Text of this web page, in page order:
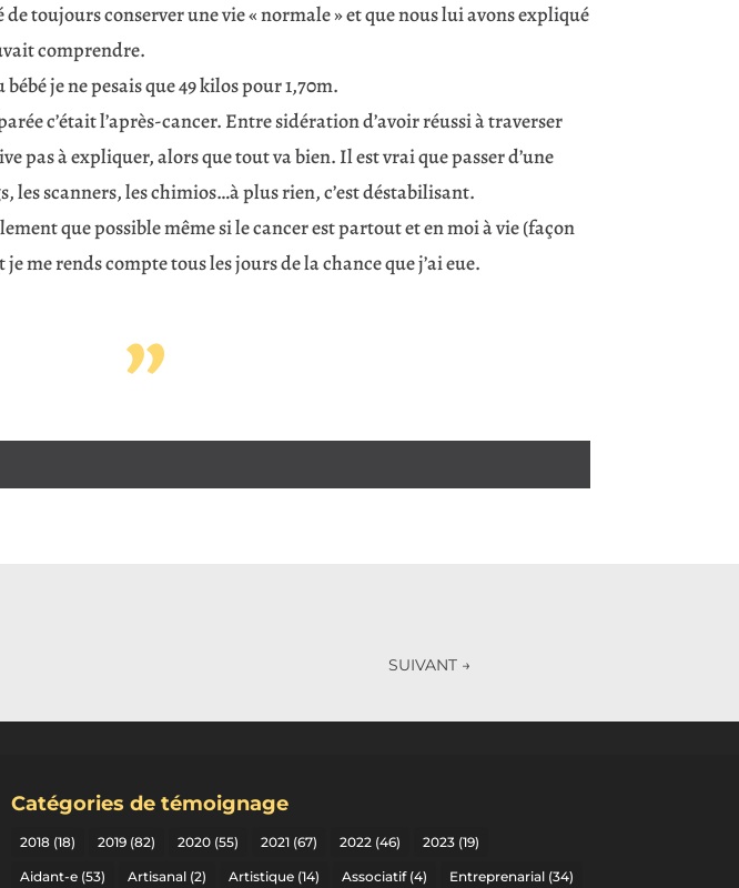
toujours conserver une vie « normale » et que nous lui avons expliqué
comprendre.
je ne pesais que 49 kilos pour 1,70m.
c’était l’après-cancer. Entre sidération d’avoir réussi à traverser
pas à expliquer, alors que tout va bien. Il est vrai que passer d’une
les scanners, les chimios…à plus rien, c’est déstabilisant.
que possible même si le cancer est partout et en moi à vie (façon
me rends compte tous les jours de la chance que j’ai eue.
”
SUIVANT →
Catégories de témoignage
2018 (18) 2019 (82) 2020 (55) 2021 (67) 2022 (46) 2023 (19)
Aidant-e (53) Artisanal (2) Artistique (14) Associatif(4) Entreprenarial (34)